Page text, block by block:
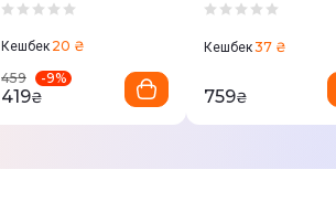
pen" (повстяні) для
ACK-20003
Кешбек 20 ₴
459
-9%
419₴
пера Wacom One
Кешбек37 ₴
759₴